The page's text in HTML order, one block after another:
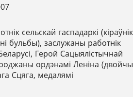
сельскай гаспадаркі (кіраўнік
бульбы), заслужаны работнік
Герой Сацыялістычнай
ордэнамі Леніна
Сцяга, медалямі